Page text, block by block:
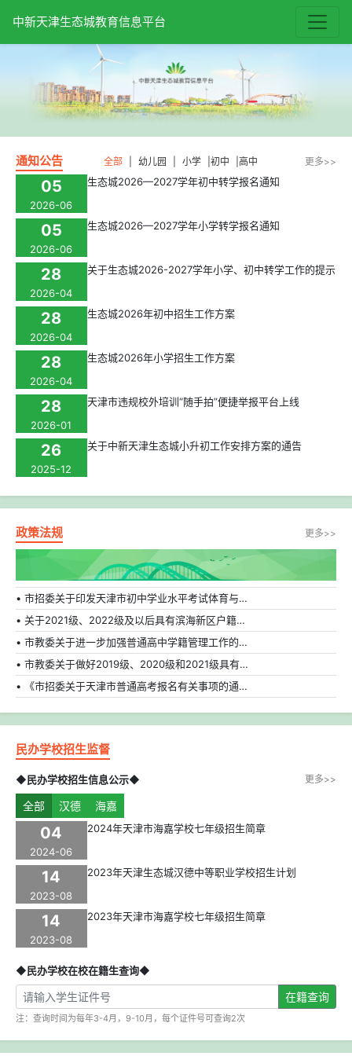
中新天津生态城教育信息平台
通知公告 全部 幼儿园 小学 初中 高中 更多>>
05
2026-06
生态城2026—2027学年初中转学报名通知
05
2026-06
生态城2026—2027学年小学转学报名通知
28
2026-04
关于生态城2026-2027学年小学、初中转学工作的提示
28
2026-04
生态城2026年初中招生工作方案
28
2026-04
生态城2026年小学招生工作方案
28
2026-01
天津市违规校外培训“随手拍”便捷举报平台上线
26
2025-12
关于中新天津生态城小升初工作安排方案的通告
政策法规 更多>>
• 市招委关于印发天津市初中学业水平考试体育与健康科目补充方案的通知
• 关于2021级、2022级及以后具有滨海新区户籍在外省市普通高中就读学生转学的相关规定
• 市教委关于进一步加强普通高中学籍管理工作的通知
• 市教委关于做好2019级、2020级和2021级具有天津市户籍在外省市普通高中就读学生转学工作的通知
• 《市招委关于天津市普通高考报名有关事项的通知》的解读
民办学校招生监督
◆民办学校招生信息公示◆ 更多>>
全部 汉德 海嘉
04
2024-06
2024年天津市海嘉学校七年级招生简章
14
2023-08
2023年天津生态城汉德中等职业学校招生计划
14
2023-08
2023年天津市海嘉学校七年级招生简章
◆民办学校在校在籍生查询◆
在籍查询
注：查询时间为每年3-4月，9-10月，每个证件号可查询2次